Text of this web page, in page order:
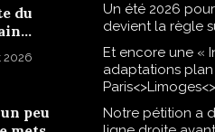
du
2026
peu
Un été 2026
devient la règle
Et encore une «
adaptations
Notre pétition a